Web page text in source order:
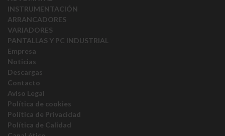
INSTRUMENTACIÓN
ARRANCADORES
VARIADORES
PANTALLAS Y PC INDUSTRIAL
Empresa
Noticias
Descargas
Contacto
Aviso Legal
Política de cookies
Política de Privacidad
Política de Calidad